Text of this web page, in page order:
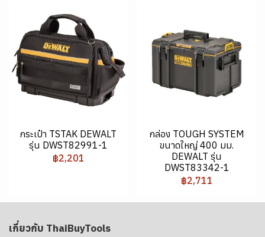
กระเป๋า TSTAK DEWALT
รุ่น DWST82991-1
฿2,201
กล่อง TOUGH SYSTEM
ขนาดใหญ่ 400 มม.
DEWALT รุ่น
DWST83342-1
฿2,711
เกี่ยวกับ ThaiBuyTools